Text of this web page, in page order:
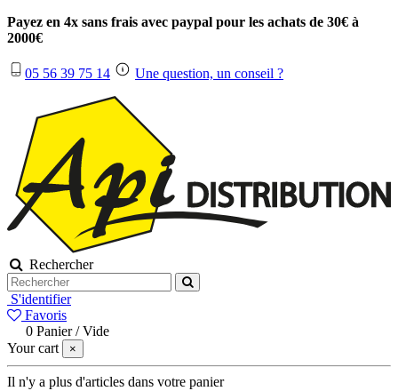
Payez en 4x sans frais avec paypal pour les achats de 30€ à
2000€
05 56 39 75 14 Une question, un conseil ?
Rechercher
S'identifier
Favoris
0 Panier /Vide
Your cart
×
Il n'y a plus d'articles dans votre panier